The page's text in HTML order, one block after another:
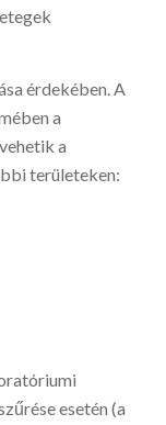
érdekében. A
a
a
területeken:
esetén (a